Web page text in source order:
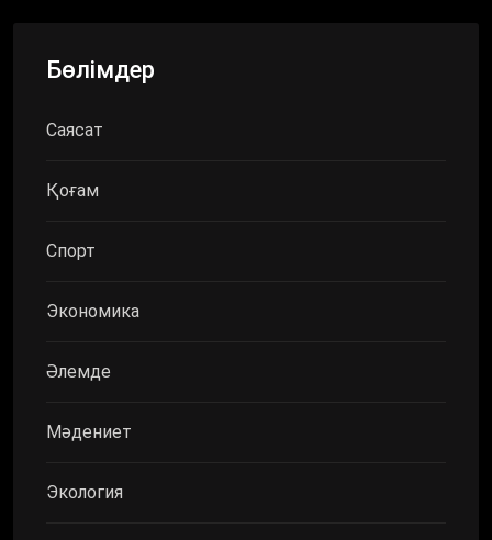
Бөлімдер
Саясат
Қоғам
Спорт
Экономика
Әлемде
Мәдениет
Экология